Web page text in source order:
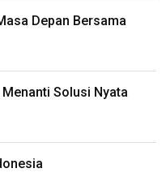
Depan Bersama
Solusi Nyata